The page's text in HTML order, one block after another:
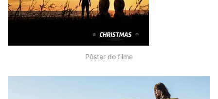
Pôster do filme